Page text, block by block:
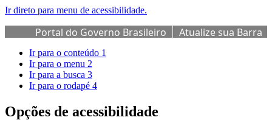
Ir direto para menu de acessibilidade.
Portal do Governo Brasileiro
Atualize sua Barra
de Governo
Ir para o conteúdo 1
Ir para o menu 2
Ir para a busca 3
Ir para o rodapé 4
Opções de acessibilidade